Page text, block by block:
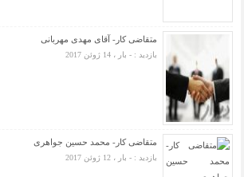
متقاضی کار- آقای مهدی مهربانی
بازدید : - بار ، 14 ژوئن 2017
متقاضی کار- محمد حسین جواهری
بازدید : - بار ، 12 ژوئن 2017